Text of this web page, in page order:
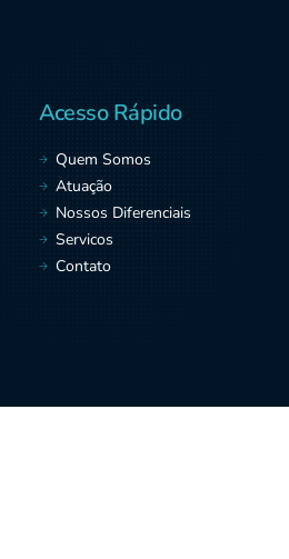
Acesso Rápido
Quem Somos
Atuação
Nossos Diferenciais
Servicos
Contato